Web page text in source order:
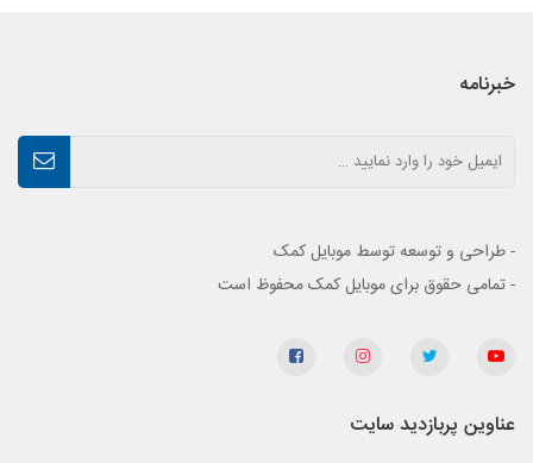
خبرنامه
- طراحی و توسعه توسط موبایل کمک
- تمامی حقوق برای موبایل کمک محفوظ است
عناوین پربازدید سایت